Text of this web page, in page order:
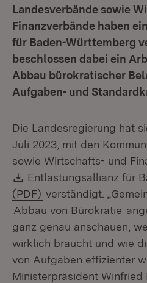
Landesverbände sowie
Finanzverbände haben
für Baden-Württemberg
beschlossen dabei ein
Abbau bürokratischer
Aufgaben- und
Die Landesregierung hat
Juli 2023, mit den
sowie Wirtschafts- und
Download:
Entlastungsallianz für
(PDF) (Öffnet in neuem
verständigt.
Abbau von Bürokratie
ganz genau anschauen,
wirklich braucht und wie
von Aufgaben effizienter
Ministerpräsident Winfried